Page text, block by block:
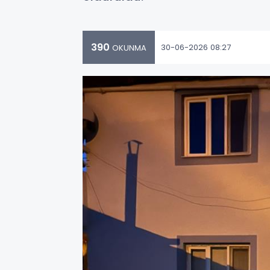
390 OKUNMA 30-06-2026 08:27